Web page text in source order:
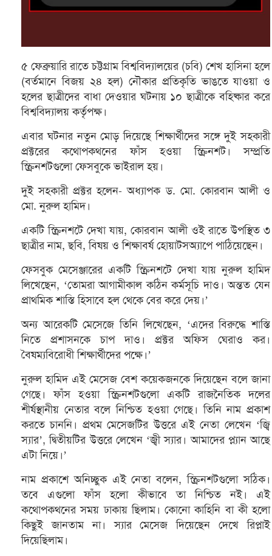
৫ ফেব্রুয়ারি রাতে চট্টগ্রাম বিশ্ববিদ্যালয়ের (চবি) শেখ হাসিনা হলে
(বর্তমানে বিজয় ২৪ হল) নৌকার প্রতিকৃতি ভাঙতে যাওয়া ও
হলের ছাত্রীদের বাধা দেওয়ার ঘটনায় ১০ ছাত্রীকে বহিষ্কার করে
বিশ্ববিদ্যালয় কর্তৃপক্ষ।
এবার ঘটনার নতুন মোড় দিয়েছে শিক্ষার্থীদের সঙ্গে দুই সহকারী
প্রক্টরের কথোপকথনের ফাঁস হওয়া স্ক্রিনশট। সম্প্রতি
স্ক্রিনশটগুলো ফেসবুকে ভাইরাল হয়।
দুই সহকারী প্রক্টর হলেন- অধ্যাপক ড. মো. কোরবান আলী ও
মো. নুরুল হামিদ।
একটি স্ক্রিনশটে দেখা যায়, কোরবান আলী ওই রাতে উপস্থিত ৩
ছাত্রীর নাম, ছবি, বিষয় ও শিক্ষাবর্ষ হোয়াটসঅ্যাপে পাঠিয়েছেন।
ফেসবুক মেসেঞ্জারের একটি স্ক্রিনশটে দেখা যায় নুরুল হামিদ
লিখেছেন, ‘তোমরা আগামীকাল কঠিন কর্মসূচি দাও। অন্তত যেন
প্রাথমিক শাস্তি হিসাবে হল থেকে বের করে দেয়।’
অন্য আরেকটি মেসেজে তিনি লিখেছেন, ‘এদের বিরুদ্ধে শাস্তি
নিতে প্রশাসনকে চাপ দাও। প্রক্টর অফিস ঘেরাও কর।
বৈষম্যবিরোধী শিক্ষার্থীদের পক্ষে।’
নুরুল হামিদ এই মেসেজ বেশ কয়েকজনকে দিয়েছেন বলে জানা
গেছে। ফাঁস হওয়া স্ক্রিনশটগুলো একটি রাজনৈতিক দলের
শীর্ষস্থানীয় নেতার বলে নিশ্চিত হওয়া গেছে। তিনি নাম প্রকাশ
করতে চাননি। প্রথম মেসেজটির উত্তরে এই নেতা লেখেন ‘জ্বি
স্যার’, দ্বিতীয়টির উত্তরে লেখেন ‘জ্বী স্যার। আমাদের প্ল্যান আছে
এটা নিয়ে।’
নাম প্রকাশে অনিচ্ছুক এই নেতা বলেন, স্ক্রিনশটগুলো সঠিক।
তবে এগুলো ফাঁস হলো কীভাবে তা নিশ্চিত নই। এই
কথোপকথনের সময় ঢাকায় ছিলাম। কোনো কাহিনি বা কী হলো
কিছুই জানতাম না। স্যার মেসেজ দিয়েছেন দেখে রিপ্লাই
দিয়েছিলাম।